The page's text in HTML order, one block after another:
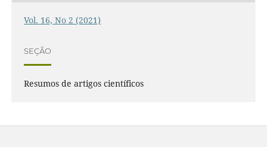
Vol. 16, No 2 (2021)
SEÇÃO
Resumos de artigos científicos